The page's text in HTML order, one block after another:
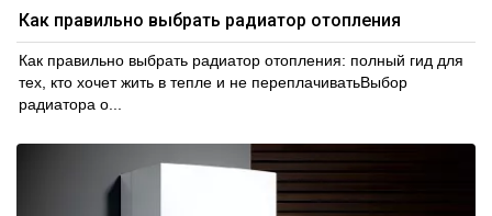
Как правильно выбрать радиатор отопления
Как правильно выбрать радиатор отопления: полный гид для
тех, кто хочет жить в тепле и не переплачиватьВыбор
радиатора о...